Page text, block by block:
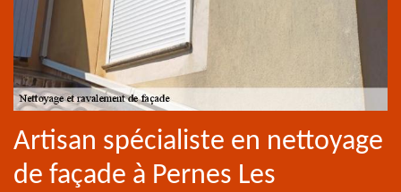
Artisan spécialiste en nettoyage
de façade à Pernes Les